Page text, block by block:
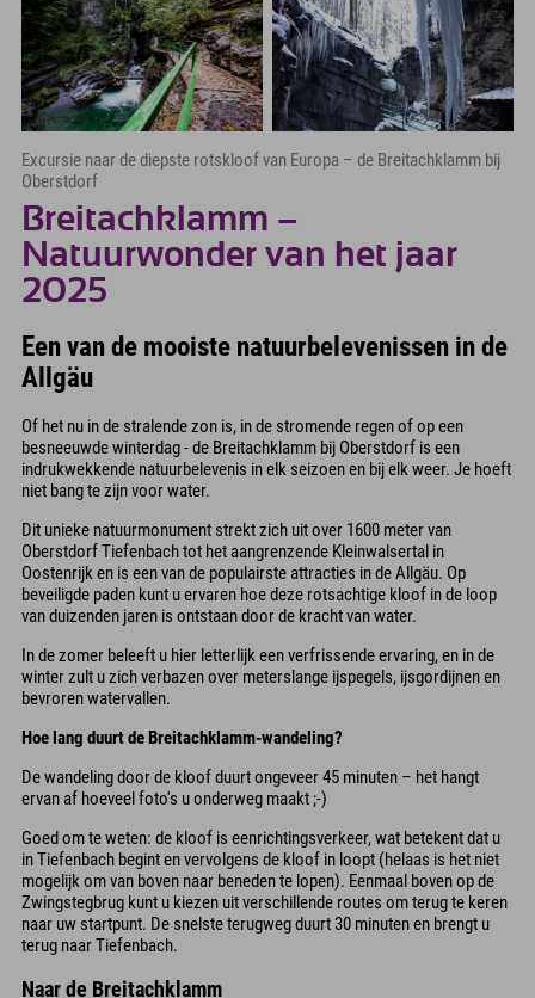
Excursie naar de diepste rotskloof van Europa – de Breitachklamm bij
Oberstdorf
Breitachklamm –
Natuurwonder van het jaar
2025
Een van de mooiste natuurbelevenissen in de
Allgäu
Of het nu in de stralende zon is, in de stromende regen of op een
besneeuwde winterdag - de Breitachklamm bij Oberstdorf is een
indrukwekkende natuurbelevenis in elk seizoen en bij elk weer. Je hoeft
niet bang te zijn voor water.
Dit unieke natuurmonument strekt zich uit over 1600 meter van
Oberstdorf Tiefenbach tot het aangrenzende Kleinwalsertal in
Oostenrijk en is een van de populairste attracties in de Allgäu. Op
beveiligde paden kunt u ervaren hoe deze rotsachtige kloof in de loop
van duizenden jaren is ontstaan door de kracht van water.
In de zomer beleeft u hier letterlijk een verfrissende ervaring, en in de
winter zult u zich verbazen over meterslange ijspegels, ijsgordijnen en
bevroren watervallen.
Hoe lang duurt de Breitachklamm-wandeling?
De wandeling door de kloof duurt ongeveer 45 minuten – het hangt
ervan af hoeveel foto's u onderweg maakt ;-)
Goed om te weten: de kloof is eenrichtingsverkeer, wat betekent dat u
in Tiefenbach begint en vervolgens de kloof in loopt (helaas is het niet
mogelijk om van boven naar beneden te lopen). Eenmaal boven op de
Zwingstegbrug kunt u kiezen uit verschillende routes om terug te keren
naar uw startpunt. De snelste terugweg duurt 30 minuten en brengt u
terug naar Tiefenbach.
Naar de Breitachklamm